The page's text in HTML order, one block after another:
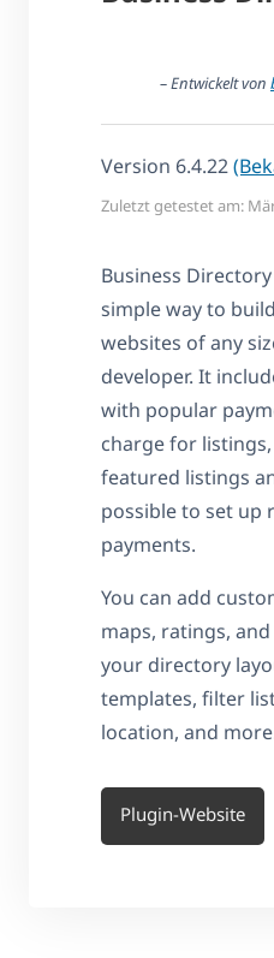
– Entwickelt von
Version 6.4.22
Zuletzt getestet am:
Business
simple way to
websites of any
developer. It
with popular
charge for
featured listings
possible to set up
payments.
You can add
maps, ratings,
your directory
templates, filter
location, and
Plugin-Website